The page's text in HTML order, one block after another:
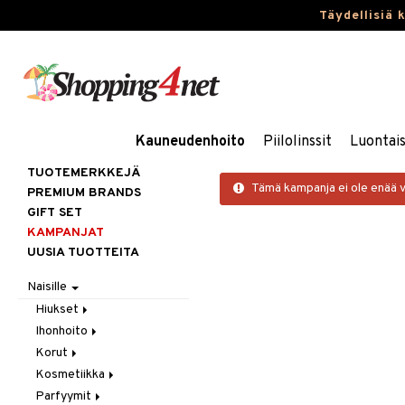
Täydellisiä
Kauneudenhoito Piilolinssit
Tämä kampanja ei ole enää
TUOTEMERKKEJÄ
PREMIUM BRANDS
GIFT SET
KAMPANJAT
UUSIA TUOTTEITA
Naisille
Hiukset
Gift Set
Harjat / Kammat
Hiuskuurit
Hiustenlähtö
Ihonhoito
Aurinkotuotteet
Erikoistuotteet
Itseruskettavat
Korut
Kaulakorut
Korvakorut
Kosmetiikka
Gift Set
Parfyymit